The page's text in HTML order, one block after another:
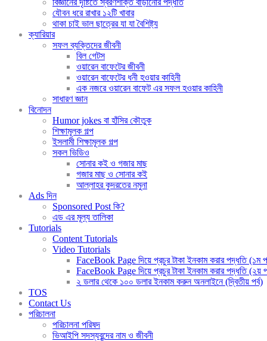
বিজ্ঞানের দৃষ্টিতে স্বরণশক্তি বাড়ানোর পদ্ধতি
যৌবন ধরে রাখার ১২টি খাবার
থাকা চাই ভাল ছাত্রের যা যা বৈশিষ্ট্য
ক্যারিয়ার
সফল ব্যক্তিদের জীবনী
বিল গেটস
ওয়ারেন বাফেটের জীবনী
ওয়ারেন বাফেটের ধনী হওয়ার কাহিনী
এক নজরে ওয়ারেন বাফেট এর সফল হওয়ার কাহিনী
সাধারণ জ্ঞান
বিনোদন
Humor jokes বা হাঁসির কৌতুক
শিক্ষামূলক গল্প
ইসলামী শিক্ষামূলক গল্প
সকল ভিডিও
সোনার কই ও গজার মাছ
গজার মাছ ও সোনার কই
আল্লাহর কুদরতের নমুনা
Ads দিন
Sponsored Post কি?
এড এর মূল্য তালিকা
Tutorials
Content Tutorials
Video Tutorials
FaceBook Page দিয়ে প্রচুর টাকা ইনকাম করার পদ্ধতি (১ম
FaceBook Page দিয়ে প্রচুর টাকা ইনকাম করার পদ্ধতি (২য়
২ ডলার থেকে ১০০ ডলার ইনকাম করুন অনলাইনে (দ্বিতীয় পর্ব)
TOS
Contact Us
পরিচালনা
পরিচালনা পরিষদ
ভিআইপি সদস্যবৃন্দের নাম ও জীবনী